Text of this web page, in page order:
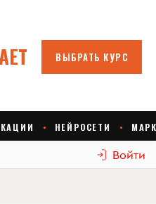
Войти